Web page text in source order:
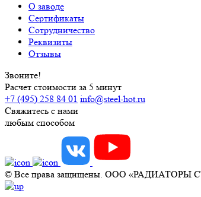
О заводе
Сертификаты
Сотрудничество
Реквизиты
Отзывы
Звоните!
Расчет стоимости за 5 минут
+7 (495) 258 84 01 info@steel-hot.ru
Свяжитесь с нами
любым способом
© Все права защищены. ООО «РАДИАТОРЫ